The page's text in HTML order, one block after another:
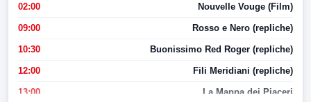
02:00 Nouvelle Vouge (Film)
09:00 Rosso e Nero (repliche)
10:30 Buonissimo Red Roger (repliche)
12:00 Fili Meridiani (repliche)
13:00 La Mappa dei Piaceri